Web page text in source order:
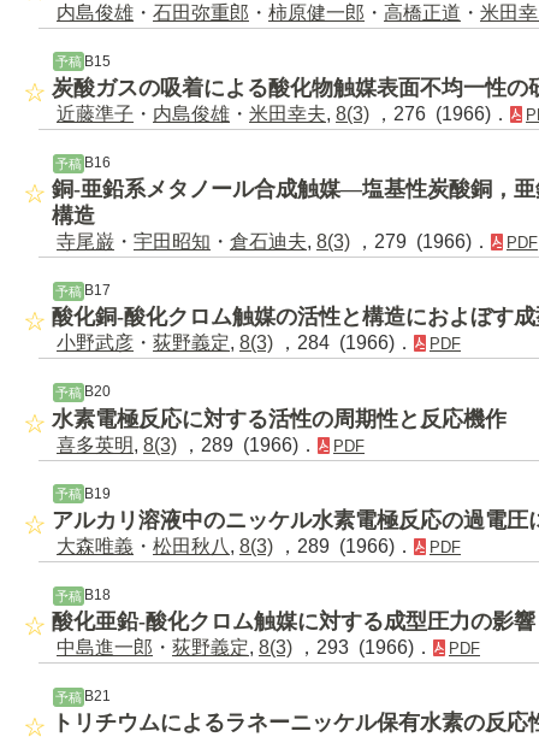
内島俊雄 ・ 石田弥重郎 ・ 柿原健一郎 ・ 高橋正道 ・ 米田
予稿 B15
炭酸ガスの吸着による酸化物触媒表面不均一性の
近藤準子 ・ 内島俊雄 ・ 米田幸夫, 8(3) ，276 (1966)．
予稿B16
銅-亜鉛系メタノール合成触媒―塩基性炭酸銅，
構造
寺尾巌 ・ 宇田昭知 ・ 倉石迪夫, 8(3) ，279 (1966)． PDF
予稿 B17
酸化銅-酸化クロム触媒の活性と構造におよぼす
小野武彦 ・ 荻野義定, 8(3) ，284 (1966)． PDF
予稿 B20
水素電極反応に対する活性の周期性と反応機作
喜多英明, 8(3) ，289 (1966)． PDF
予稿 B19
アルカリ溶液中のニッケル水素電極反応の過電圧
大森唯義 ・ 松田秋八 , 8(3) ，289 (1966)． PDF
予稿B18
酸化亜鉛-酸化クロム触媒に対する成型圧力の影響
中島進一郎 ・ 荻野義定, 8(3) ，293 (1966)． PDF
予稿 B21
トリチウムによるラネーニッケル保有水素の反応